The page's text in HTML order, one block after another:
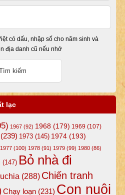
có dấu, nhập số cho năm sinh và
địa danh cũ nếu nhớ
lạc
1967(92) 1968(179) 1969 (107)
1973(145) 1974(193)
1977(100) 1978(91) 1979(99) 1980(86)
(147) Bỏ nhà đi
(288) Chiến tranh
Chạy loạn(231) Con nuôi